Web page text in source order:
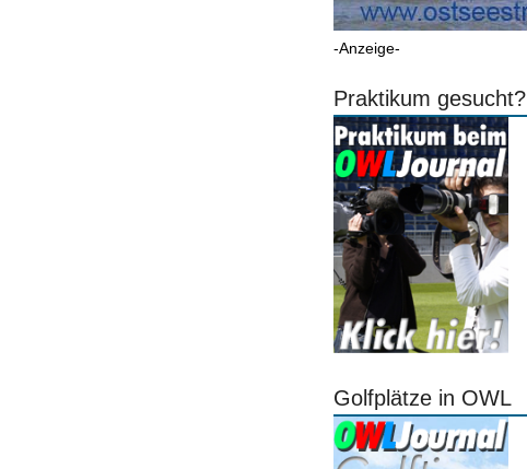
-Anzeige-
Praktikum gesucht?
Golfplätze in OWL